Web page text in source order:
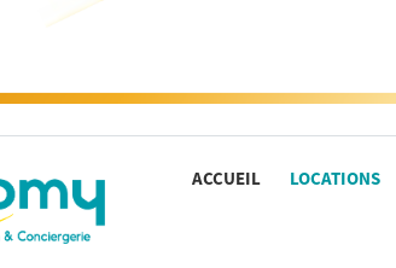
ACCUEIL LOCATIONS